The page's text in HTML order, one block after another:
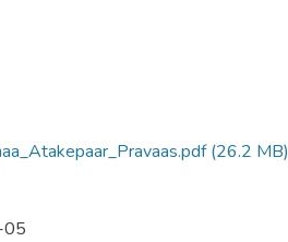
(26.2 MB)